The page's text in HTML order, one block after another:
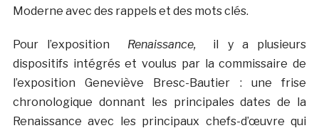
Moderne avec des rappels et des mots clés.
Pour l’exposition Renaissance, il y a plusieurs
dispositifs intégrés et voulus par la commissaire de
l’exposition Geneviève Bresc-Bautier : une frise
chronologique donnant les principales dates de la
Renaissance avec les principaux chefs-d’œuvre qui